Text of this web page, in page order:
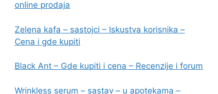
online prodaja
Zelena kafa – sastojci – Iskustva korisnika –
Cena i gde kupiti
Black Ant – Gde kupiti i cena – Recenzije i forum
Wrinkless serum – sastav – u apotekama –